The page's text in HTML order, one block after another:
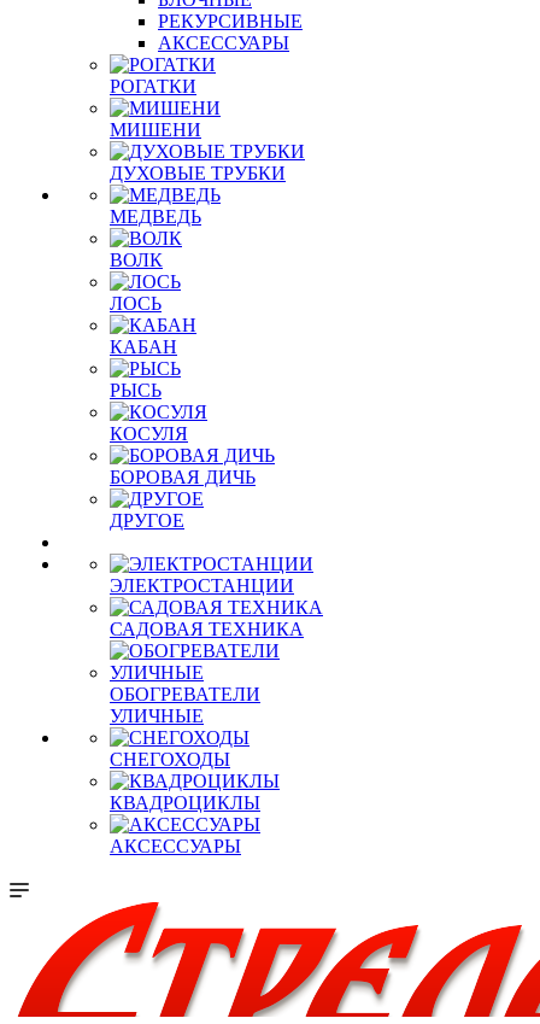
РЕКУРСИВНЫЕ
АКСЕССУАРЫ
РОГАТКИ
МИШЕНИ
ДУХОВЫЕ ТРУБКИ
МЕДВЕДЬ
ВОЛК
ЛОСЬ
КАБАН
РЫСЬ
КОСУЛЯ
БОРОВАЯ ДИЧЬ
ДРУГОЕ
ЭЛЕКТРОСТАНЦИИ
САДОВАЯ ТЕХНИКА
ОБОГРЕВАТЕЛИ
УЛИЧНЫЕ
СНЕГОХОДЫ
КВАДРОЦИКЛЫ
АКСЕССУАРЫ